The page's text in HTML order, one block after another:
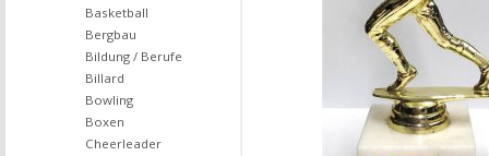
Basketball
Bergbau
Bildung / Berufe
Billard
Bowling
Boxen
Cheerleader